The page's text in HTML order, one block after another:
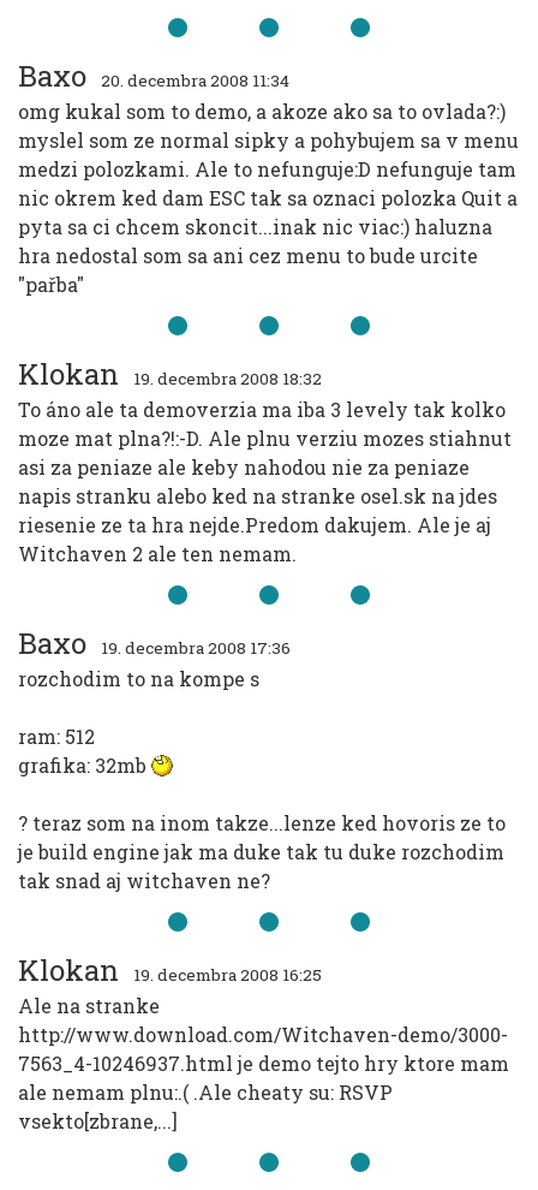
Baxo 20. decembra 2008 11:34
omg kukal som to demo, a akoze ako sa to ovlada?:)
myslel som ze normal sipky a pohybujem sa v menu
medzi polozkami. Ale to nefunguje:D nefunguje tam
nic okrem ked dam ESC tak sa oznaci polozka Quit a
pyta sa ci chcem skoncit...inak nic viac:) haluzna
hra nedostal som sa ani cez menu to bude urcite
"pařba"
Klokan 19. decembra 2008 18:32
To áno ale ta demoverzia ma iba 3 levely tak kolko
moze mat plna?!:-D. Ale plnu verziu mozes stiahnut
asi za peniaze ale keby nahodou nie za peniaze
napis stranku alebo ked na stranke osel.sk na jdes
riesenie ze ta hra nejde.Predom dakujem. Ale je aj
Witchaven 2 ale ten nemam.
Baxo 19. decembra 2008 17:36
rozchodim to na kompe s
ram: 512
grafika: 32mb
? teraz som na inom takze...lenze ked hovoris ze to
je build engine jak ma duke tak tu duke rozchodim
tak snad aj witchaven ne?
Klokan 19. decembra 2008 16:25
Ale na stranke
http://www.download.com/Witchaven-demo/3000-
7563_4-10246937.html je demo tejto hry ktore mam
ale nemam plnu:.( .Ale cheaty su: RSVP
vsekto[zbrane,...]